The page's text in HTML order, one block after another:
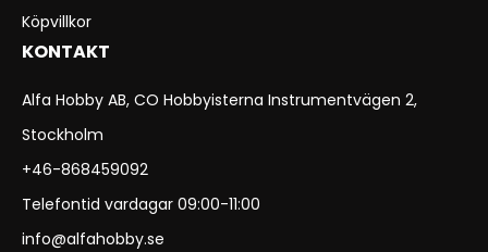
Köpvillkor
KONTAKT
Alfa Hobby AB, CO Hobbyisterna Instrumentvägen 2,
Stockholm
+46-868459092
Telefontid vardagar 09:00-11:00
info@alfahobby.se